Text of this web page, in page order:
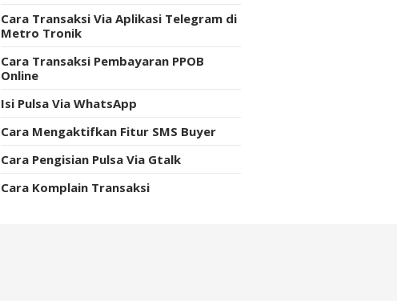
Cara Transaksi Via Aplikasi Telegram di
Metro Tronik
Cara Transaksi Pembayaran PPOB
Online
Isi Pulsa Via WhatsApp
Cara Mengaktifkan Fitur SMS Buyer
Cara Pengisian Pulsa Via Gtalk
Cara Komplain Transaksi